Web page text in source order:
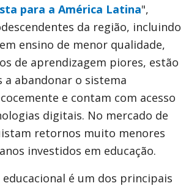
para a América Latina",
da região, incluindo
ensino de menor qualidade,
de aprendizagem piores, estão
a abandonar o sistema
e contam com acesso
digitais. No mercado de
retornos muito menores
investidos em educação.
é um dos principais